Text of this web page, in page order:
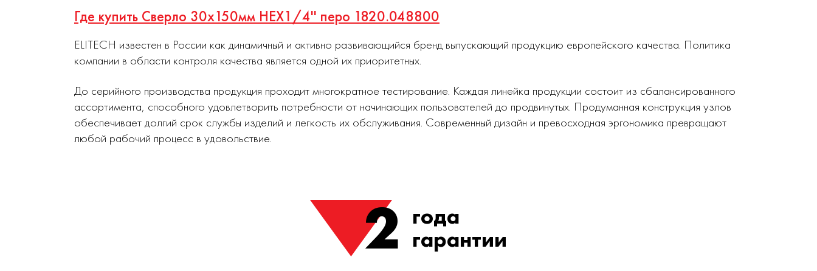
Где купить Сверло 30х150мм HEX1/4'' перо 1820.048800
ELITECH известен в России как динамичный и активно развивающийся бренд выпускающий продукцию европейского качества. Политика
компании в области контроля качества является одной их приоритетных.
До серийного производства продукция проходит многократное тестирование. Каждая линейка продукции состоит из сбалансированного
ассортимента, способного удовлетворить потребности от начинающих пользователей до продвинутых. Продуманная конструкция узлов
обеспечивает долгий срок службы изделий и легкость их обслуживания. Современный дизайн и превосходная эргономика превращают
любой рабочий процесс в удовольствие.
2 года
гарантии